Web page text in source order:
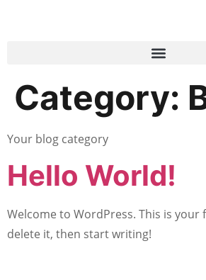
Category:
Your blog category
Hello World!
Welcome to WordPress. This is
delete it, then start writing!